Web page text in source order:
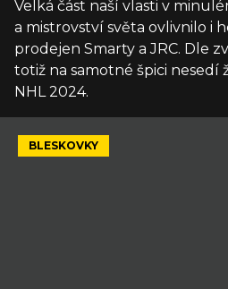
Velká část naší vlasti v
a mistrovství světa ovlivnilo i
prodejen Smarty a JRC. Dle
totiž na samotné špici nesedí
NHL 2024.
BLESKOVKY